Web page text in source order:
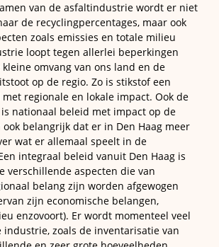
van de asfaltindustrie wordt er niet
de recyclingpercentages, maar ook
zoals emissies en totale milieu
loopt tegen allerlei beperkingen
omvang van ons land en de
op de regio. Zo is stikstof een
regionale en lokale impact. Ook de
is nationaal beleid met impact op de
ook belangrijk dat er in Den Haag meer
wat er allemaal speelt in de
integraal beleid vanuit Den Haag is
verschillende aspecten die van
belang zijn worden afgewogen
zijn economische belangen,
enzovoort). Er wordt momenteel veel
industrie, zoals de inventarisatie van